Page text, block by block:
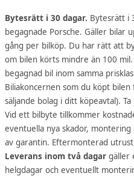
Bytesrätt i 30 dagar. Bytesrätt i
begagnade Porsche. Gäller bilar
gång per bilköp. Du har rätt att
om bilen körts mindre än 100
begagnad bil inom samma
Biliakoncernen som du köpt
säljande bolag i ditt köpeavtal).
Vid ett bilbyte tillkommer
eventuella nya skador,
av garantin. Eftermonterad
Leverans inom två dagar gäller
helgdagar och eventuellt